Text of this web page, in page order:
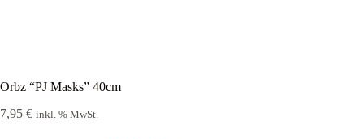
Orbz “PJ Masks” 40cm
7,95 € inkl. % MwSt.